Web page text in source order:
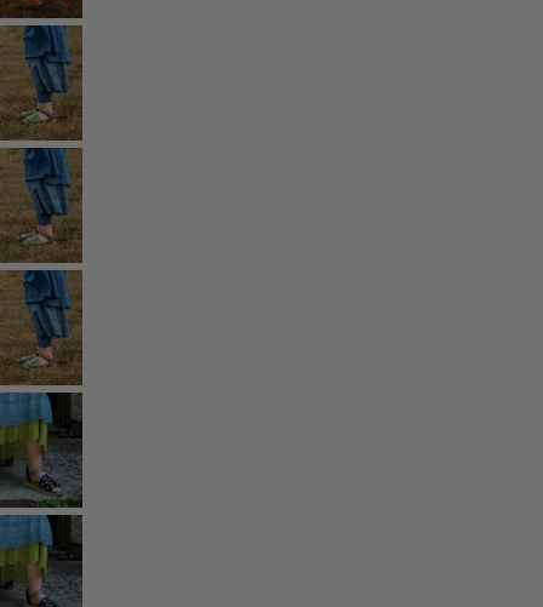
Collections
Dans l'univers du kimono
Monsoon
Étendues champêtres
Coimbatore
Les classiques de Gudrun
Des tournesols pour le HCR